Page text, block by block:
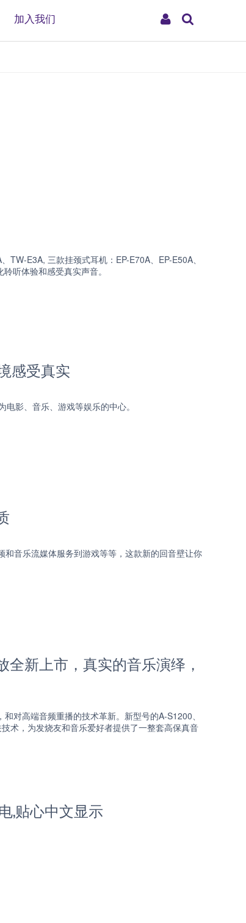
My
加入我们
E3A, 三款挂颈式耳机：EP-E70A、EP-E50A、
听体验和感受真实声音。
感受真实
影、音乐、游戏等娱乐的中心。
音乐流媒体服务到游戏等等，这款新的回音壁让你
全新上市，真实的音乐演绎，
对高端音频重播的技术革新。新型号的A-S1200、
术，为发烧友和音乐爱好者提供了一整套高保真音
,贴心中文显示